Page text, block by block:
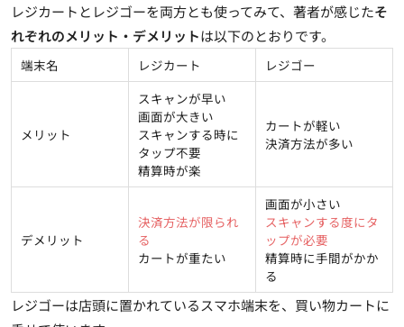
レジカートとレジゴーを両方とも使ってみて、著者が感じたそ
れぞれのメリット・デメリットは以下のとおりです。
端末名 レジカート レジゴー
メリット
スキャンが早い
画面が大きい
スキャンする時に
タップ不要
精算時が楽
カートが軽い
決済方法が多い
デメリット
決済方法が限られ
る
カートが重たい
画面が小さい
スキャンする度にタ
ップが必要
精算時に手間がかか
る
レジゴーは店頭に置かれているスマホ端末を、買い物カートに